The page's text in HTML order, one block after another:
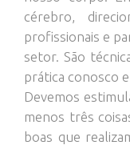
cérebro,
profissionais e
setor. São
prática conosco
Devemos
menos três
boas que